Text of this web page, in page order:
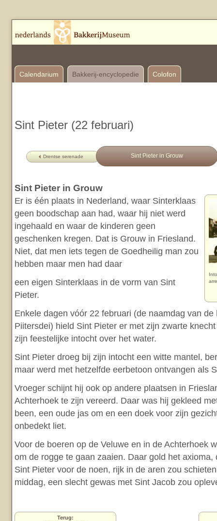
Calendarium Bakkerij-encyclopedie Colofon
Sint Pieter (22 februari)
Drentse serenade Sint Pieter in Grouw
Sint Pieter in Grouw
Er is één plaats in Nederland, waar Sinterklaas
geen boodschap aan had, waar hij niet werd
ingehaald en waar de kinderen geen
geschenken kregen. Dat is Grouw in Friesland.
Niet, dat men iets tegen de Goedheilig man zou
hebben maar men had daar
een eigen Sinterklaas in de vorm van Sint
Pieter.
Enkele dagen vóór 22 februari (de naamdag van
Piitersdei) hield Sint Pieter er met zijn zwarte
zijn feestelijke intocht over het water.
Sint Pieter droeg bij zijn intocht een witte mantel,
maar werd met hetzelfde eerbetoon ontvangen als
Vroeger schijnt hij ook op andere plaatsen in
Achterhoek te zijn vereerd. Daar was hij gekleed
been, een oude jas om en een doek voor zijn
onbedekt liet.
Voor de boeren op de Veluwe en in de Achterhoek
om de rogge te gaan zaaien. Daar gold het axioma,
Sint Pieter voor de noen, rijk in de aren zou
middag, een slecht gewas met Sint Jacob zou
Terug: